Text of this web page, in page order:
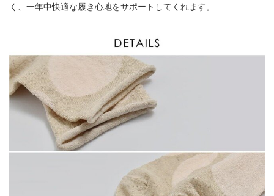
く、一年中快適な履き心地をサポートしてくれます。